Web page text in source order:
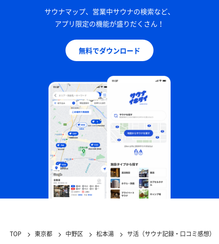
サウナマップ、営業中サウナの検索など、
アプリ限定の機能が盛りだくさん！
無料でダウンロード
TOP 東京都 中野区 松本湯 サ活（サウナ記録・口コミ感想）